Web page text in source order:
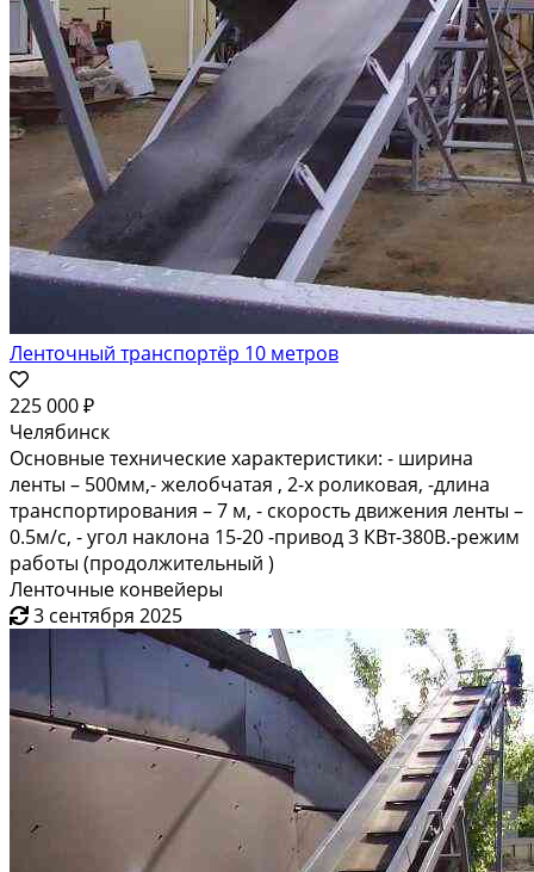
Ленточный транспортёр 10 метров
225 000 ₽
Челябинск
Основные технические характеристики: - ширина
ленты – 500мм,- желобчатая , 2-х роликовая, -длина
транспортирования – 7 м, - скорость движения ленты –
0.5м/с, - угол наклона 15-20 -привод 3 КВт-380В.-режим
работы (продолжительный )
Ленточные конвейеры
3 сентября 2025